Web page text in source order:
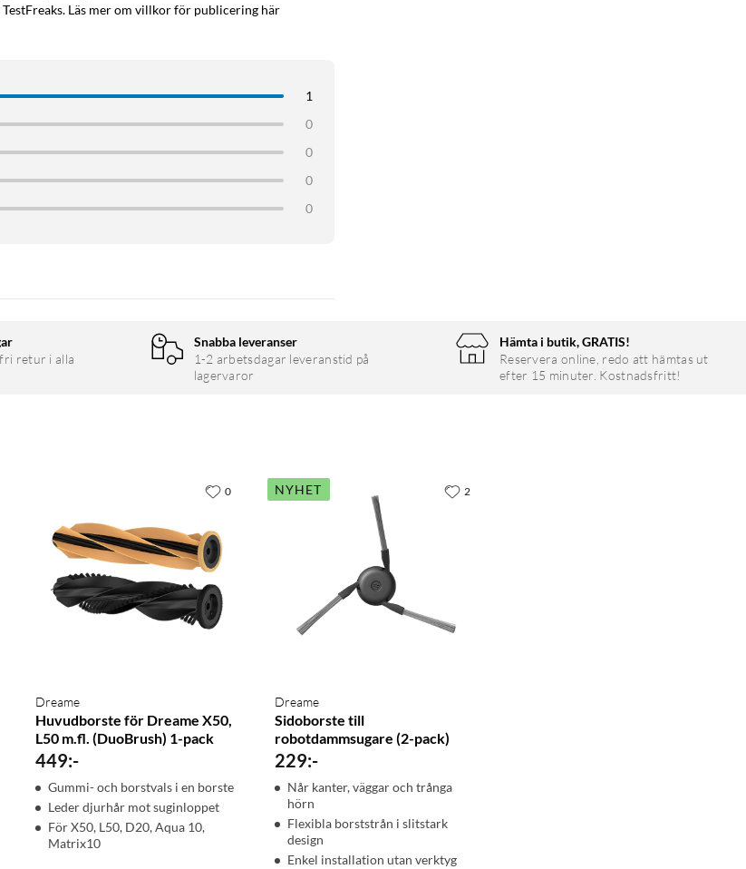
Läs mer om villkor för publicering här
1
0
0
0
0
retur i alla
Snabba leveranser
1-2 arbetsdagar leveranstid på
lagervaror
Hämta i butik, GRATIS!
Reservera online, redo att hämtas ut
efter 15 minuter. Kostnadsfritt!
Dreame
Huvudborste för Dreame X50,
L50 m.fl. (DuoBrush) 1-pack
449:-
Gummi- och borstvals i en borste
Leder djurhår mot suginloppet
För X50, L50, D20, Aqua 10,
Matrix10
0 NYHET
Dreame
Sidoborste till
robotdammsugare (2-pack)
229:-
Når kanter, väggar och trånga
hörn
Flexibla borststrån i slitstark
design
Enkel installation utan verktyg
2